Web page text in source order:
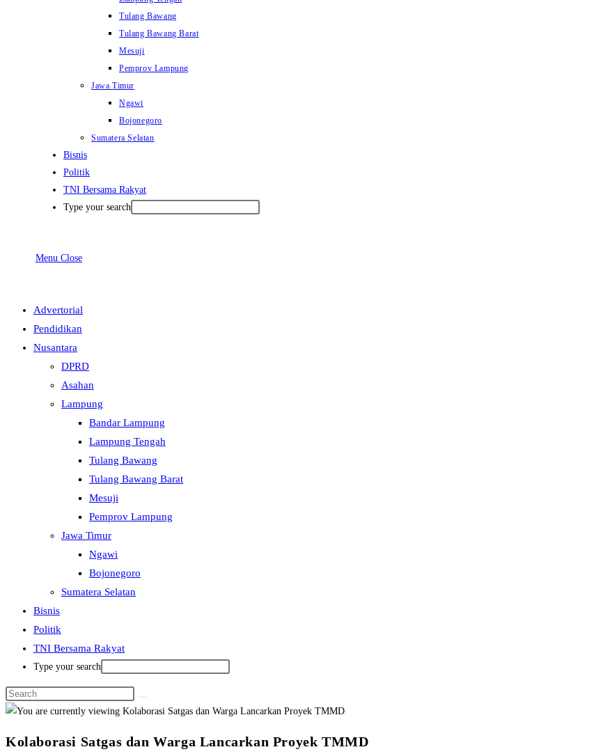
Tulang Bawang
Tulang Bawang Barat
Mesuji
Pemprov Lampung
Jawa Timur
Ngawi
Bojonegoro
Sumatera Selatan
Bisnis
Politik
TNI Bersama Rakyat
Type your search
Menu Close
Advertorial
Pendidikan
Nusantara
DPRD
Asahan
Lampung
Bandar Lampung
Lampung Tengah
Tulang Bawang
Tulang Bawang Barat
Mesuji
Pemprov Lampung
Jawa Timur
Ngawi
Bojonegoro
Sumatera Selatan
Bisnis
Politik
TNI Bersama Rakyat
Type your search
Kolaborasi Satgas dan Warga Lancarkan Proyek TMMD